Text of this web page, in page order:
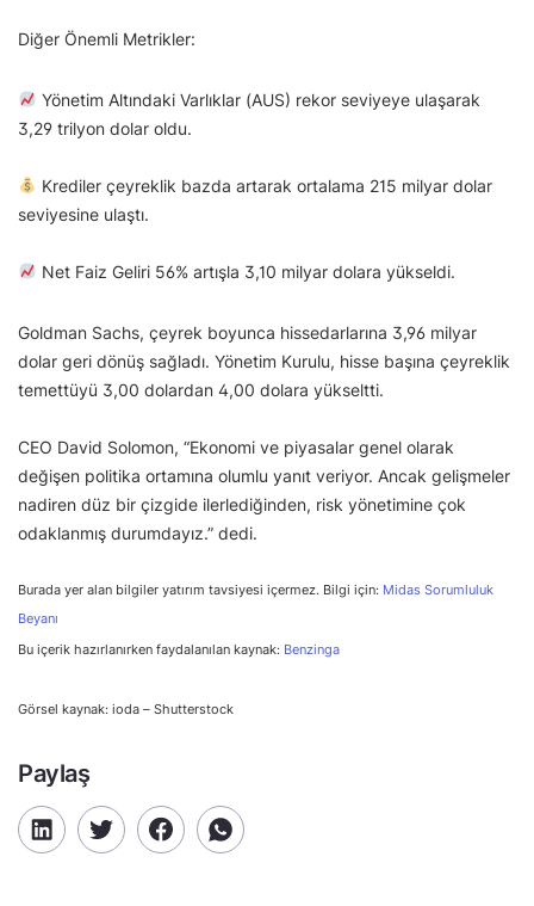
Diğer Önemli Metrikler:
Yönetim Altındaki Varlıklar (AUS) rekor seviyeye ulaşarak
3,29 trilyon dolar oldu.
Krediler çeyreklik bazda artarak ortalama 215 milyar dolar
seviyesine ulaştı.
Net Faiz Geliri 56% artışla 3,10 milyar dolara yükseldi.
Goldman Sachs, çeyrek boyunca hissedarlarına 3,96 milyar
dolar geri dönüş sağladı. Yönetim Kurulu, hisse başına çeyreklik
temettüyü 3,00 dolardan 4,00 dolara yükseltti.
CEO David Solomon, “Ekonomi ve piyasalar genel olarak
değişen politika ortamına olumlu yanıt veriyor. Ancak gelişmeler
nadiren düz bir çizgide ilerlediğinden, risk yönetimine çok
odaklanmış durumdayız.” dedi.
Burada yer alan bilgiler yatırım tavsiyesi içermez. Bilgi için: Midas Sorumluluk
Beyanı
Bu içerik hazırlanırken faydalanılan kaynak: Benzinga
Görsel kaynak: ioda – Shutterstock
Paylaş